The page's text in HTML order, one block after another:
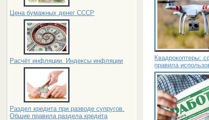
Цена бумажных денег СССР
Расчёт инфляции. Индексы инфляции
Раздел кредита при разводе супругов.
Общие правила раздела кредита
Квадрокоптеры:
правила